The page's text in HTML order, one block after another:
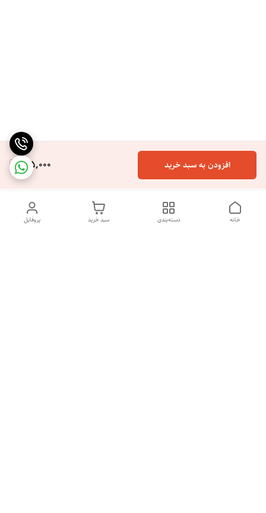
165,000 افزودن به سبد خرید
پروفایل سبد خرید دسته‌بندی خانه